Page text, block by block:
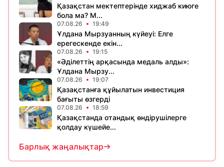
Қазақстан мектептерінде хиджаб киюге
бола ма? М...
07.08.26 19:49
Ұлдана Мырзуанның күйеуі: Елге
ерегескенде екін...
07.08.26 19:15
«Әділеттің арқасында медаль алды»:
Ұлдана Мырзу...
07.08.26 19:07
Қазақстанға құйылатын инвестиция
бағыты өзгерді
07.08.26 18:59
Қазақстанда отандық өндірушілерге
қолдау күшейе...
Барлық жаңалықтар